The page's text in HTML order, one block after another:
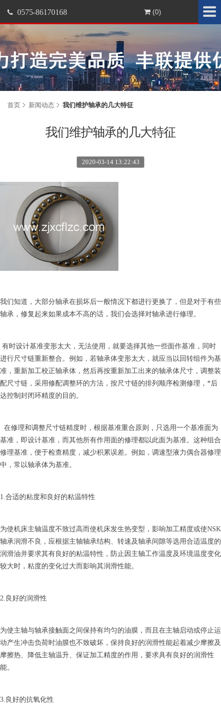
0575-86170168 (0)
首页 新闻动态 我们维护轴承的几大特征
我们维护轴承的几大特征
2020-03-14 13:22:43
我们知道，大部分轴承在损坏后一般情况下都进行更换了，但是对于有些
轴承，修复起来如果成本不高的话，我们会选择对轴承进行修理。
有时设计基准变形太大，无法使用，就要选择其他一些面作基准，同时
进行尺寸链重新整合。例如，若轴承体变形太大，就应当以回转组件为基
准，重新加工校正轴承体，然后再按重新加工出来的轴承体尺寸，调整装
配尺寸链，采用修配调整环的方法，按尺寸链的排列顺序检测修理，*后
达控制封闭环精度的目的。
在修理和调整尺寸链精度时，根据基准重合原则，只选用一个基准面为
基准，即设计基准，而其他所有作用面的修理都以此面为基准。这种组合
修理基准，便于检查精度，减少积累误差。例如，调速型液力偶合器修理
中，常以轴承体为基准。
1.合适的粘度和良好的粘温特性
为使机床主轴温度不致过高而使机床发生热变型，影响加工精度或使NSK
轴承润滑不良，应根据主轴轴承结构、转速及轴承间隙等选用合适温度的
润滑油并要求其有良好的粘温特性，防止因主轴工作温度及环境温度变化
较大时，粘度的变化过大而影响其润滑性能。
2.良好的润滑性
为使主轴与轴承接触面之间保持有均匀的油膜，而且在主轴启动或停止运
动产生冲击负荷时油膜也不致破坏，保持良好的润滑性能起着减少摩擦及
摩擦热、降低主轴温升、保证加工精度的作用，要求具有良好的润滑性
能。
3.良好的抗氧化性